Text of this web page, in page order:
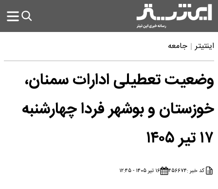
اینتیتر جامعه
وضعیت تعطیلی ادارات سمنان،
خوزستان و بوشهر فردا چهارشنبه
۱۷ تیر ۱۴۰۵
کد خبر :۴۵۶۶۷۴ ۱۶ تیر ۱۴۰۵ - ۱۲:۴۵